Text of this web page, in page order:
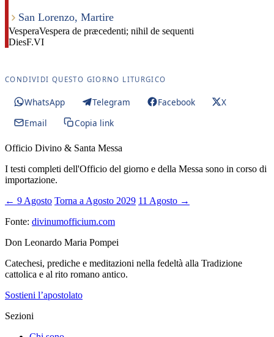
San Lorenzo, Martire
VesperaVespera de præcedenti; nihil de sequenti
DiesF.VI
CONDIVIDI QUESTO GIORNO LITURGICO
WhatsApp Telegram Facebook
X
Email
Copia link
Officio Divino & Santa Messa
I testi completi dell'Officio del giorno e della Messa sono in corso di
importazione.
← 9 Agosto Torna a Agosto 2029 11 Agosto →
Fonte: divinumofficium.com
Don Leonardo Maria Pompei
Catechesi, prediche e meditazioni nella fedeltà alla Tradizione
cattolica e al rito romano antico.
Sostieni l’apostolato
Sezioni